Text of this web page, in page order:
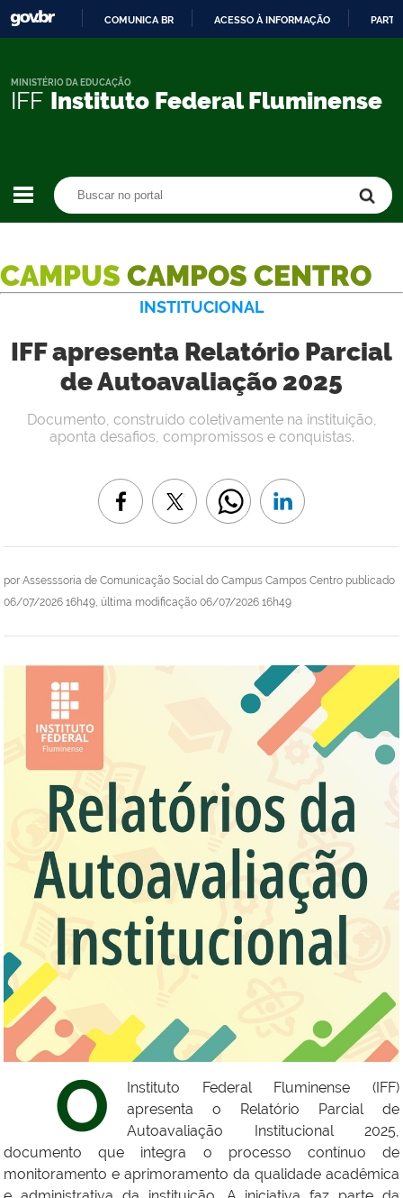
CONTEÚDO
COMUNICA BR ACESSO À INFORMAÇÃO
IFF Instituto Federal Fluminense
MINISTÉRIO DA EDUCAÇÃO
CAMPUS CAMPOS CENTRO
INSTITUCIONAL
IFF apresenta Relatório Parcial
de Autoavaliação 2025
por Assesssoria de Comunicação Social do Campus Campos Centro publicado
06/07/2026 16h49, última modificação 06/07/2026 16h49
Documento, construído coletivamente na instituição,
aponta desafios, compromissos e conquistas.
O
Instituto Federal Fluminense (IFF)
apresenta o Relatório Parcial de
Autoavaliação Institucional 2025,
documento que integra o processo contínuo de
monitoramento e aprimoramento da qualidade acadêmica